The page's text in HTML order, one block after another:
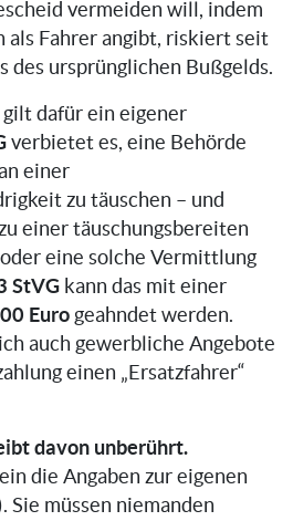
vermeiden will, indem
als Fahrer angibt, riskiert seit
des ursprünglichen Bußgelds.
gilt dafür ein eigener
verbietet es, eine Behörde
einer
zu täuschen – und
einer täuschungsbereiten
eine solche Vermittlung
StVG kann das mit einer
Euro geahndet werden.
auch gewerbliche Angebote
einen „Ersatzfahrer“
davon unberührt.
die Angaben zur eigenen
Sie müssen niemanden